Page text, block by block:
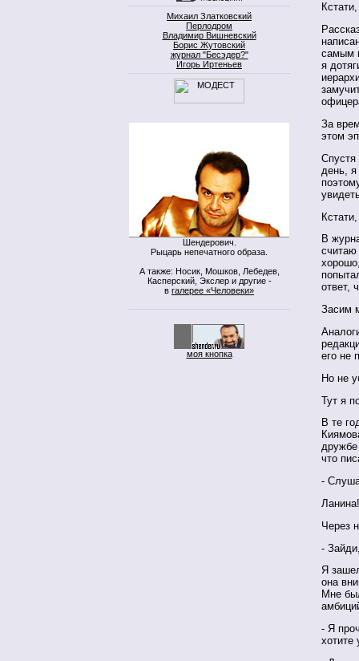
Михаил Златковский
Перлодром
Владимир Вишневский
Борис Жутовский
журнал "Бесэдер?"
Игорь Иртеньев
Шендерович.
Рыцарь непечатного образа.
А также: Носик, Мошков, Лебедев,
Касперский, Экслер и другие -
в галерее «Человеки»
моя кнопка
самым
я
За
этом
Спустя
день,
В
ответ,
Засим
его не
Но не
Тут я
В те
дружбе
что
-
Через
-
Я
она
Мне
- Я
хотите